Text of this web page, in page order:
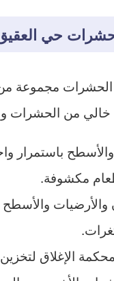
حي
مجموعة من
من الحشرات
باستمرار
مكشوفة.
والأسطح
الإغلاق